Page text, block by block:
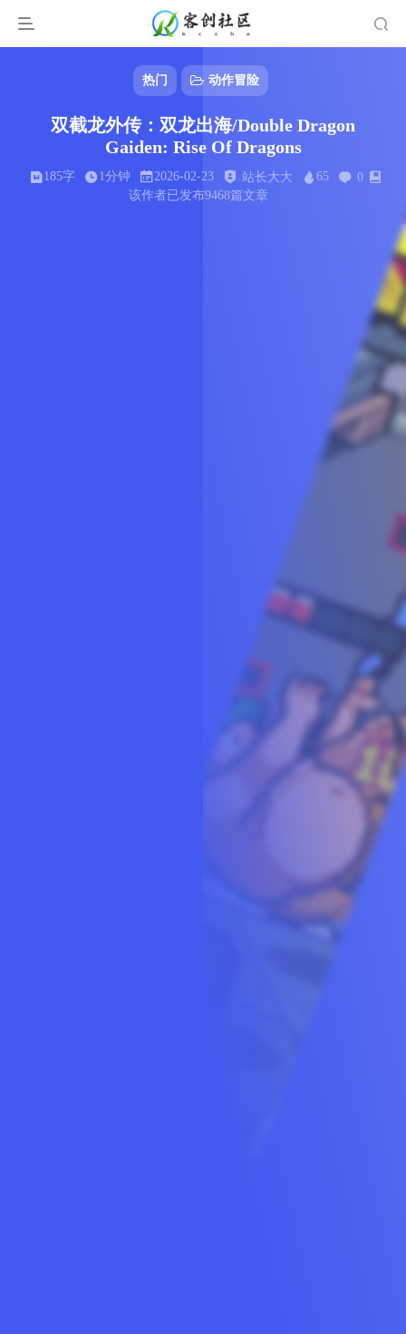
热门 动作冒险
双截龙外传：双龙出海/Double Dragon
Gaiden: Rise Of Dragons
185字 1分钟 2026-02-23 站长大大 65
0
该作者已发布9468篇文章